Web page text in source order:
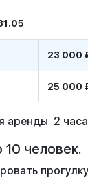
23 000
25 000
аренды 2
человек.